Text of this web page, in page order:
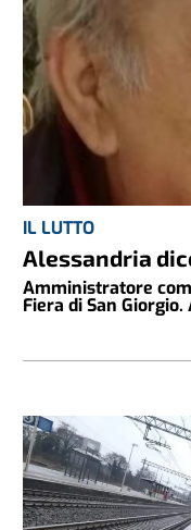
IL LUTTO
Alessandria
Amministratore
Fiera di San